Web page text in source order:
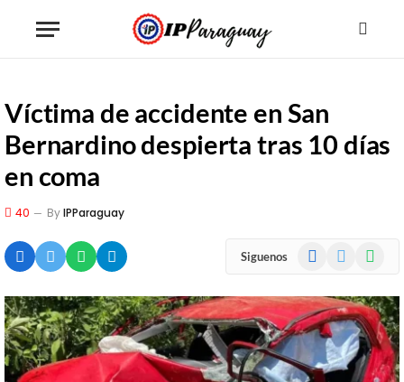
Víctima de accidente en San
Bernardino despierta tras 10 días
en coma
40 ByIPParaguay
Siguenos Facebook